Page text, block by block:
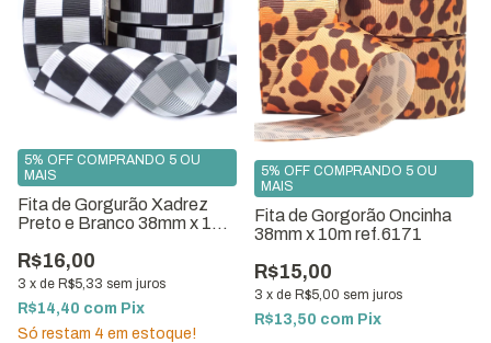
Fita de Gorgurão Xadrez
Preto e Branco 38mm x 10
R$16,00
3 x de R$5,33 sem juros
5% OFF COMPRANDO 5 OU
MAIS
R$14,40 com Pix
Só restam 4 em estoque!
Fita de Gorgorão Oncinha
38mm x 10m ref.6171
R$15,00
3 x de R$5,00 sem juros
5% OFF COMPRANDO 5 OU
MAIS
R$13,50 com Pix